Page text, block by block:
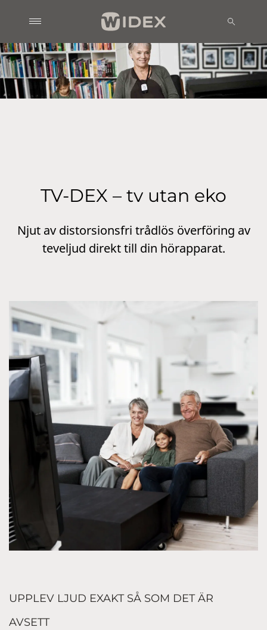
TV-DEX – tv utan eko
Njut av distorsionsfri trådlös överföring av
teveljud direkt till din hörapparat.
UPPLEV LJUD EXAKT SÅ SOM DET ÄR
AVSETT